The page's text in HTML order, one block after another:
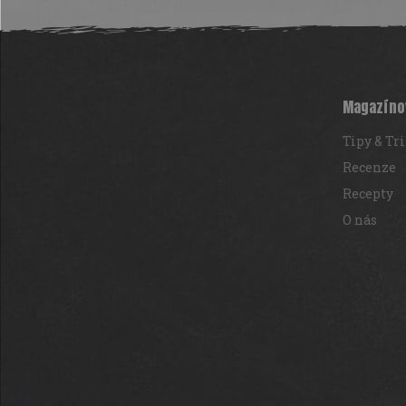
á
Tipy &
Recenze
Recepty
O nás